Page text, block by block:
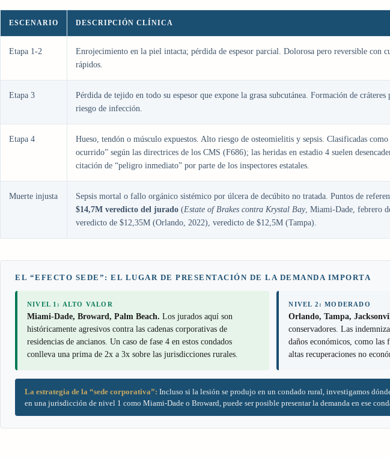
ESCENARIO DESCRIPCIÓN CLÍNICA
Etapa 1-2
Enrojecimiento en la piel intacta; pérdida de espesor parcial. Dolorosa pero reversible con
rápidos.
Etapa 3
Pérdida de tejido en todo su espesor que expone la grasa subcutánea. Formación de cráteres
riesgo de infección.
Etapa 4
Hueso, tendón o músculo expuestos. Alto riesgo de osteomielitis y sepsis. Clasificadas como
ocurrido” según las directrices de los CMS (F686); las heridas en estadio 4 suelen
citación de “peligro inmediato” por parte de los inspectores estatales.
Muerte injusta
Sepsis mortal o fallo orgánico sistémico por úlcera de decúbito no tratada. Puntos de
$14,7M veredicto del jurado (Estate of Brakes contra Krystal Bay, Miami-Dade, febrero
veredicto de $12,35M (Orlando, 2022), veredicto de $12,5M (Tampa).
EL “EFECTO SEDE”: EL LUGAR DE PRESENTACIÓN DE LA DEMANDA IMPORTA
NIVEL 1: ALTO VALOR
Miami-Dade, Broward, Palm Beach. Los jurados aquí son
históricamente agresivos contra las cadenas corporativas de
residencias de ancianos. Un caso de fase 4 en estos condados
conlleva una prima de 2x a 3x sobre las jurisdicciones rurales.
NIVEL 2: MODERADO
Orlando, Tampa,
conservadores. Las
daños económicos, como las
altas recuperaciones no
La estrategia de la “sede corporativa”: Incluso si la lesión se produjo en un condado rural, investigamos
en una jurisdicción de nivel 1 como Miami-Dade o Broward, puede ser posible presentar la demanda en ese